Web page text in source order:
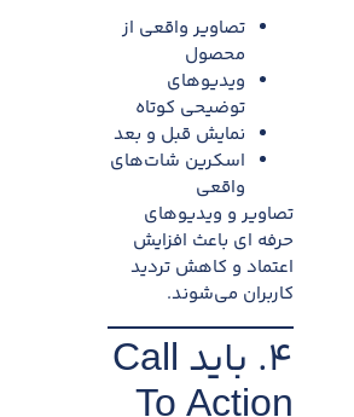
تصاویر واقعی از
محصول
ویدیوهای
توضیحی کوتاه
نمایش قبل و بعد
اسکرین شات‌های
واقعی
تصاویر و ویدیوهای
حرفه ای باعث افزایش
اعتماد و کاهش تردید
کاربران می‌شوند.
۴. باید Call